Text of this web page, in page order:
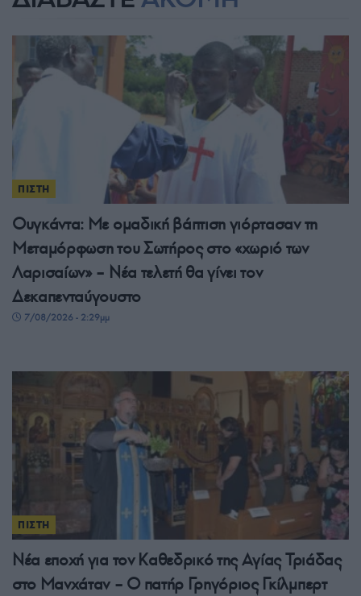
ΠΙΣΤΗ
Ουγκάντα: Με ομαδική βάπτιση γιόρτασαν τη
Μεταμόρφωση του Σωτήρος στο «χωριό των
Λαρισαίων» – Νέα τελετή θα γίνει τον
Δεκαπενταύγουστο
7/08/2026 - 2:29μμ
ΠΙΣΤΗ
Νέα εποχή για τον Καθεδρικό της Αγίας Τριάδας
στο Μανχάταν – O πατήρ Γρηγόριος Γκίλμπερτ